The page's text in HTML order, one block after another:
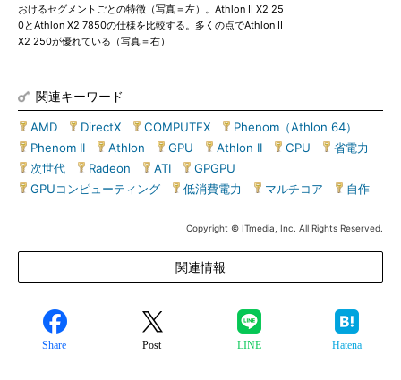
おけるセグメントごとの特徴（写真＝左）。Athlon II X2 25
0とAthlon X2 7850の仕様を比較する。多くの点でAthlon II
X2 250が優れている（写真＝右）
関連キーワード
AMD DirectX COMPUTEX Phenom（Athlon 64）
Phenom II
Athlon GPU Athlon II CPU 省電力
次世代
Radeon ATI GPGPU
GPUコンピューティング
低消費電力 マルチコア 自作
Copyright © ITmedia, Inc. All Rights Reserved.
関連情報
Share Post LINE Hatena